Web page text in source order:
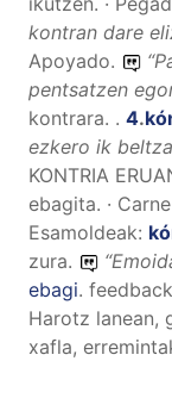
kontran dare
Apoyado.
“
pentsatzen
kontrara. . 4.
ezkero ik
KONTRIA
ebagita. ·
Esamoldeak:
zura.
“
ebagi. feedback
Harotz lanean,
xafla,